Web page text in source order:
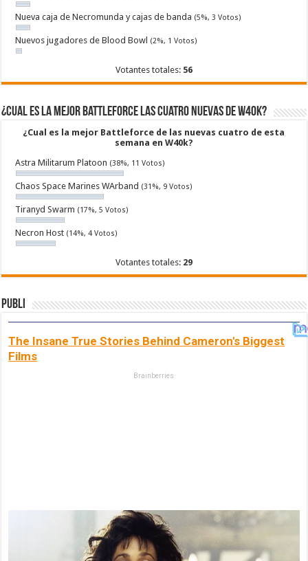
Nueva caja de Necromunda y cajas de banda (5%, 3 Votos)
Nuevos jugadores de Blood Bowl (2%, 1 Votos)
Votantes totales: 56
¿Cual es la mejor Battleforce las cuatro nuevas de W40k?
¿Cual es la mejor Battleforce de las nuevas cuatro de esta
semana en W40k?
Astra Militarum Platoon (38%, 11 Votos)
Chaos Space Marines WArband (31%, 9 Votos)
Tiranyd Swarm (17%, 5 Votos)
Necron Host (14%, 4 Votos)
Votantes totales: 29
Publi
The Insane True Stories Behind Cameron's Biggest
Films
Brainberries